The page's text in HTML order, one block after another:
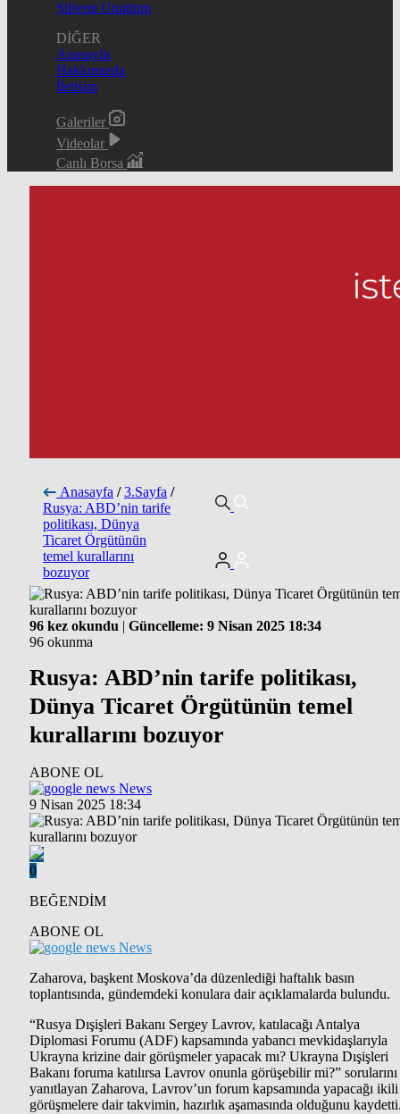
Şifremi Unuttum
DİĞER
Anasayfa
Hakkımızda
İletişim
Galeriler
Videolar
Canlı Borsa
Anasayfa / 3.Sayfa /
Rusya: ABD’nin tarife
politikası, Dünya
Ticaret Örgütünün
temel kurallarını
bozuyor
96 kez okundu | Güncelleme: 9 Nisan 2025 18:34
96 okunma
Rusya: ABD’nin tarife politikası,
Dünya Ticaret Örgütünün temel
kurallarını bozuyor
ABONE OL
News
9 Nisan 2025 18:34
0
BEĞENDİM
ABONE OL
News
Zaharova, başkent Moskova’da düzenlediği haftalık basın
toplantısında, gündemdeki konulara dair açıklamalarda bulundu.
“Rusya Dışişleri Bakanı Sergey Lavrov, katılacağı Antalya
Diplomasi Forumu (ADF) kapsamında yabancı mevkidaşlarıyla
Ukrayna krizine dair görüşmeler yapacak mı? Ukrayna Dışişleri
Bakanı foruma katılırsa Lavrov onunla görüşebilir mi?” sorularını
yanıtlayan Zaharova, Lavrov’un forum kapsamında yapacağı ikili
görüşmelere dair takvimin, hazırlık aşamasında olduğunu